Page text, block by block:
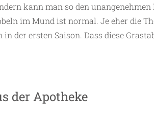
kann man so den
im Mund ist normal. Je eher die
der ersten Saison. Dass diese
der Apotheke